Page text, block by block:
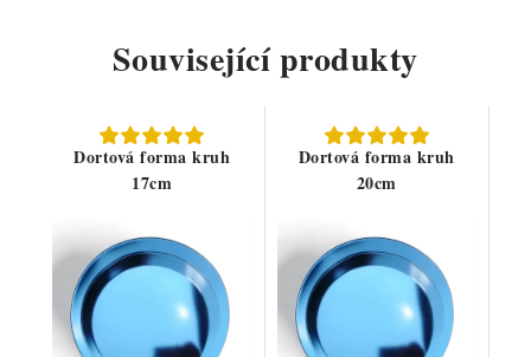
Související produkty
Dortová forma kruh
17cm
Dortová forma kruh
20cm